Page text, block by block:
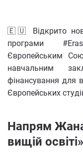
🇪🇺 Відкрито
програми
Європейським
навчальним
фінансування для
Європейських
Напрям
вищій освіті»